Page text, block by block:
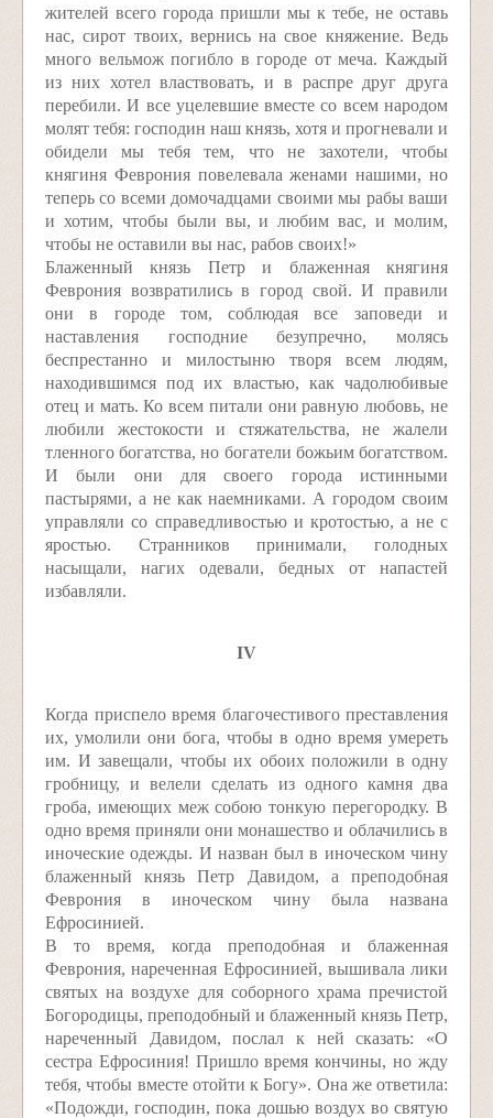
жителей всего города пришли мы к тебе, не оставь
нас, сирот твоих, вернись на свое княжение. Ведь
много вельмож погибло в городе от меча. Каждый
из них хотел властвовать, и в распре друг друга
перебили. И все уцелевшие вместе со всем народом
молят тебя: господин наш князь, хотя и прогневали и
обидели мы тебя тем, что не захотели, чтобы
княгиня Феврония повелевала женами нашими, но
теперь со всеми домочадцами своими мы рабы ваши
и хотим, чтобы были вы, и любим вас, и молим,
чтобы не оставили вы нас, рабов своих!»
Блаженный князь Петр и блаженная княгиня
Феврония возвратились в город свой. И правили
они в городе том, соблюдая все заповеди и
наставления господние безупречно, молясь
беспрестанно и милостыню творя всем людям,
находившимся под их властью, как чадолюбивые
отец и мать. Ко всем питали они равную любовь, не
любили жестокости и стяжательства, не жалели
тленного богатства, но богатели божьим богатством.
И были они для своего города истинными
пастырями, а не как наемниками. А городом своим
управляли со справедливостью и кротостью, а не с
яростью. Странников принимали, голодных
насыщали, нагих одевали, бедных от напастей
избавляли.
IV
Когда приспело время благочестивого преставления
их, умолили они бога, чтобы в одно время умереть
им. И завещали, чтобы их обоих положили в одну
гробницу, и велели сделать из одного камня два
гроба, имеющих меж собою тонкую перегородку. В
одно время приняли они монашество и облачились в
иноческие одежды. И назван был в иноческом чину
блаженный князь Петр Давидом, а преподобная
Феврония в иноческом чину была названа
Ефросинией.
В то время, когда преподобная и блаженная
Феврония, нареченная Ефросинией, вышивала лики
святых на воздухе для соборного храма пречистой
Богородицы, преподобный и блаженный князь Петр,
нареченный Давидом, послал к ней сказать: «О
сестра Ефросиния! Пришло время кончины, но жду
тебя, чтобы вместе отойти к Богу». Она же ответила:
«Подожди, господин, пока дошью воздух во святую